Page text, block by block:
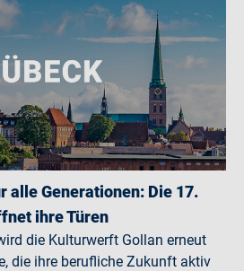
alle Generationen: Die 17.
ihre Türen
die Kulturwerft Gollan erneut
die ihre berufliche Zukunft aktiv